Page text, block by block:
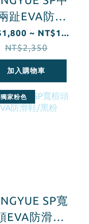
趾EVA防滑
鞋~ NT$1...
NT$2,350
加入購物車
家粉色
SP寬
EVA防滑鞋/